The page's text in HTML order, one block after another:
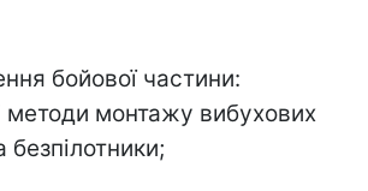
бойової частини:
методи монтажу вибухових
безпілотники;